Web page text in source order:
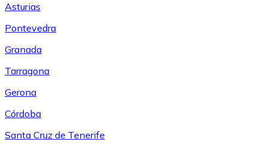
Asturias
Pontevedra
Granada
Tarragona
Gerona
Córdoba
Santa Cruz de Tenerife